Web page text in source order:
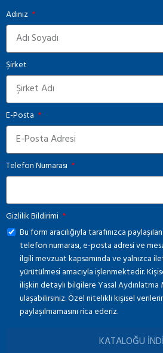
Adınız
Şirket
E-Posta
Telefon Numarası
Gizlilik Bildirimi
Bu form aracılığıyla tarafınızca
telefon numarası, e-posta adresi ve
ilgili mevzuat kapsamında ve yalnızca
yürütülmesi amacıyla işlenmektedir.
ilişkin detaylı bilgilereYasal
ulaşabilirsiniz. Özel nitelikli kişisel
paylaşılmamasını rica ederiz.
KATALOĞU